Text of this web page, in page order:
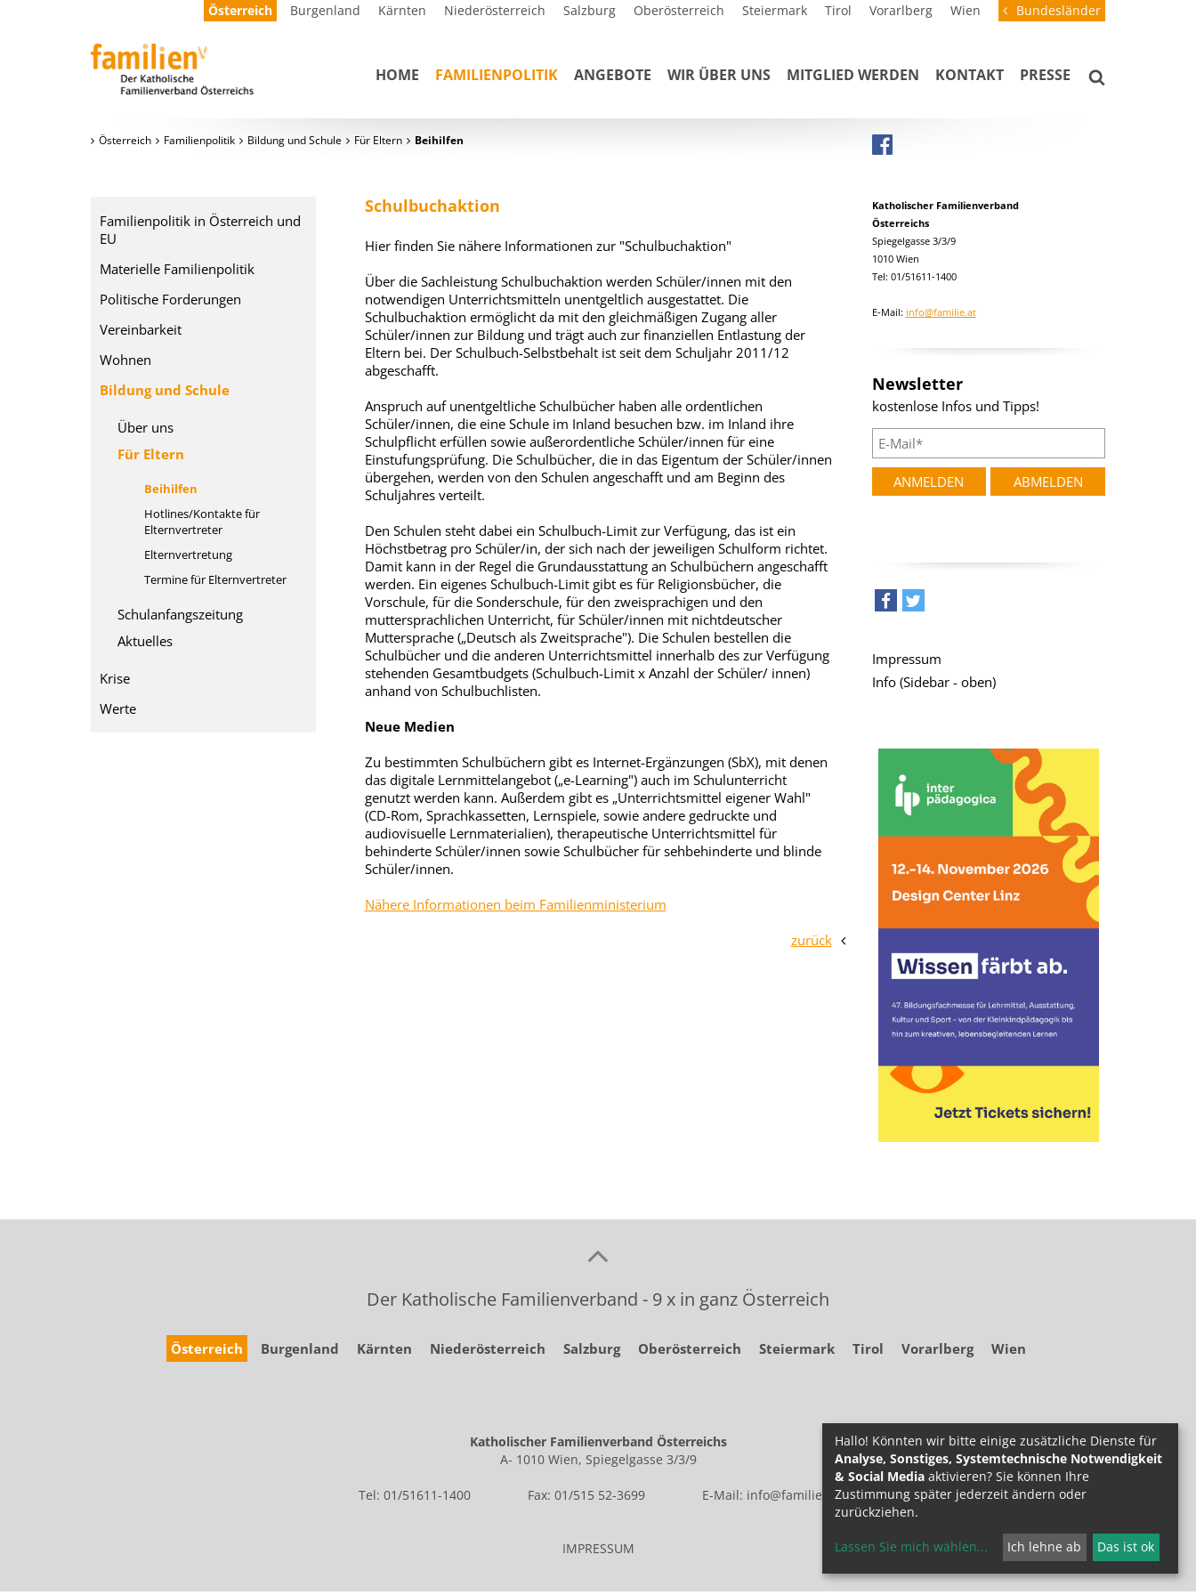
Österreich Burgenland Kärnten Niederösterreich Salzburg Oberösterreich Steiermark Tirol Vorarlberg Wien Bundesländer
HOME FAMILIENPOLITIK ANGEBOTE WIR ÜBER UNS MITGLIED WERDEN KONTAKT PRESSE
Österreich Familienpolitik Bildung und Schule Für Eltern Beihilfen
Schulbuchaktion
Hier finden Sie nähere Informationen zur "Schulbuchaktion"
Über die Sachleistung Schulbuchaktion werden Schüler/innen mit den
notwendigen Unterrichtsmitteln unentgeltlich ausgestattet. Die
Schulbuchaktion ermöglicht da mit den gleichmäßigen Zugang aller
Schüler/innen zur Bildung und trägt auch zur finanziellen Entlastung der
Eltern bei. Der Schulbuch-Selbstbehalt ist seit dem Schuljahr 2011/12
abgeschafft.
Anspruch auf unentgeltliche Schulbücher haben alle ordentlichen
Schüler/innen, die eine Schule im Inland besuchen bzw. im Inland ihre
Schulpflicht erfüllen sowie außerordentliche Schüler/innen für eine
Einstufungsprüfung. Die Schulbücher, die in das Eigentum der Schüler/innen
übergehen, werden von den Schulen angeschafft und am Beginn des
Schuljahres verteilt.
Den Schulen steht dabei ein Schulbuch-Limit zur Verfügung, das ist ein
Höchstbetrag pro Schüler/in, der sich nach der jeweiligen Schulform richtet.
Damit kann in der Regel die Grundausstattung an Schulbüchern angeschafft
werden. Ein eigenes Schulbuch-Limit gibt es für Religionsbücher, die
Vorschule, für die Sonderschule, für den zweisprachigen und den
muttersprachlichen Unterricht, für Schüler/innen mit nichtdeutscher
Muttersprache („Deutsch als Zweitsprache"). Die Schulen bestellen die
Schulbücher und die anderen Unterrichtsmittel innerhalb des zur Verfügung
stehenden Gesamtbudgets (Schulbuch-Limit x Anzahl der Schüler/ innen)
anhand von Schulbuchlisten.
Neue Medien
Zu bestimmten Schulbüchern gibt es Internet-Ergänzungen (SbX), mit denen
das digitale Lernmittelangebot („e-Learning") auch im Schulunterricht
genutzt werden kann. Außerdem gibt es „Unterrichtsmittel eigener Wahl"
(CD-Rom, Sprachkassetten, Lernspiele, sowie andere gedruckte und
audiovisuelle Lernmaterialien), therapeutische Unterrichtsmittel für
behinderte Schüler/innen sowie Schulbücher für sehbehinderte und blinde
Schüler/innen.
Nähere Informationen beim Familienministerium
zurück
Familienpolitik in Österreich und
EU
Materielle Familienpolitik
Politische Forderungen
Vereinbarkeit
Wohnen
Bildung und Schule
Über uns
Für Eltern
Beihilfen
Hotlines/Kontakte für
Elternvertreter
Elternvertretung
Termine für Elternvertreter
Schulanfangszeitung
Aktuelles
Krise
Werte
Katholischer Familienverband
Österreichs
Spiegelgasse 3/3/9
1010 Wien
Tel: 01/51611-1400
E-Mail: info@familie.at
Newsletter
kostenlose Infos und Tipps!
Impressum
Info (Sidebar - oben)
Der Katholische Familienverband - 9 x in ganz Österreich
Österreich Burgenland Kärnten Niederösterreich Salzburg Oberösterreich Steiermark Tirol Vorarlberg Wien
Katholischer Familienverband Österreichs
A- 1010 Wien, Spiegelgasse 3/3/9
Tel: 01/51611-1400 Fax: 01/515 52-3699 E-Mail: info@familie.at
IMPRESSUM
Hallo! Könnten wir bitte einige zusätzliche Dienste für
Analyse, Sonstiges, Systemtechnische Notwendigkeit
& Social Media aktivieren? Sie können Ihre
Zustimmung später jederzeit ändern oder
zurückziehen.
Lassen Sie mich wählen... Ich lehne ab Das ist ok